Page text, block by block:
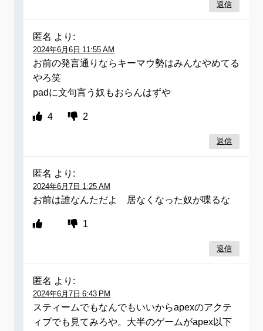
返信
匿名 より:
2024年6月6日 11:55 AM
お前の発言通りならキーマウ勢はみんなやめてる
やろ笑
padに文句言う奴もおらんはずや
4 2
返信
匿名 より:
2024年6月7日 1:25 AM
お前は誰なんただよ 居なくなった奴が喋るな
1
返信
匿名 より:
2024年6月7日 6:43 PM
スティームでもなんでもいいからapexのアクテ
ィブでも見てみろや。大半のゲームがapex以下